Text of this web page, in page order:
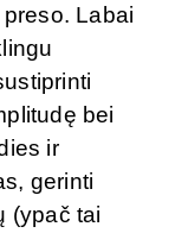
Labai
bei
ir
gerinti
(ypač tai